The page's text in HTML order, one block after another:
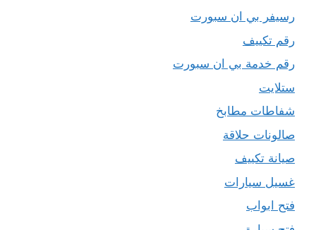
رسيفر بي ان سبورت
رقم تكييف
رقم خدمة بي ان سبورت
ستلايت
شفاطات مطابخ
صالونات حلاقة
صيانة تكييف
غسيل سيارات
فتح ابواب